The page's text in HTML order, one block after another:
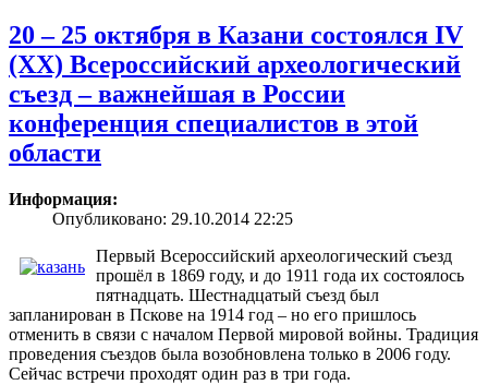
20 – 25 октября в Казани состоялся IV
(XX) Всероссийский археологический
съезд – важнейшая в России
конференция специалистов в этой
области
Информация:
Опубликовано: 29.10.2014 22:25
Первый Всероссийский археологический съезд
прошёл в 1869 году, и до 1911 года их состоялось
пятнадцать. Шестнадцатый съезд был
запланирован в Пскове на 1914 год – но его пришлось
отменить в связи с началом Первой мировой войны. Традиция
проведения съездов была возобновлена только в 2006 году.
Сейчас встречи проходят один раз в три года.